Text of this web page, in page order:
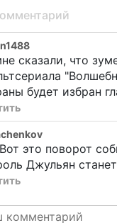
сказали, что
будет избран
это поворот
Джульян